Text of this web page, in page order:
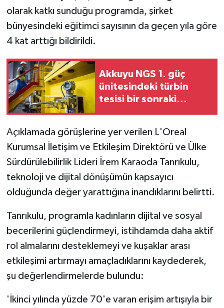
olarak katkı sunduğu programda, şirket
bünyesindeki eğitimci sayısının da geçen yıla göre
4 kat arttığı bildirildi.
Akkuyu NGS 1. güç
ünitesindeki türbin
tesisi bir sonraki
Açıklamada görüşlerine yer verilen L'Oreal
Kurumsal İletişim ve Etkileşim Direktörü ve Ülke
Sürdürülebilirlik Lideri İrem Karaoda Tanrıkulu,
teknoloji ve dijital dönüşümün kapsayıcı
olduğunda değer yarattığına inandıklarını belirtti.
Tanrıkulu, programla kadınların dijital ve sosyal
becerilerini güçlendirmeyi, istihdamda daha aktif
rol almalarını desteklemeyi ve kuşaklar arası
etkileşimi artırmayı amaçladıklarını kaydederek,
şu değerlendirmelerde bulundu:
'İkinci yılında yüzde 70'e varan erişim artışıyla bir